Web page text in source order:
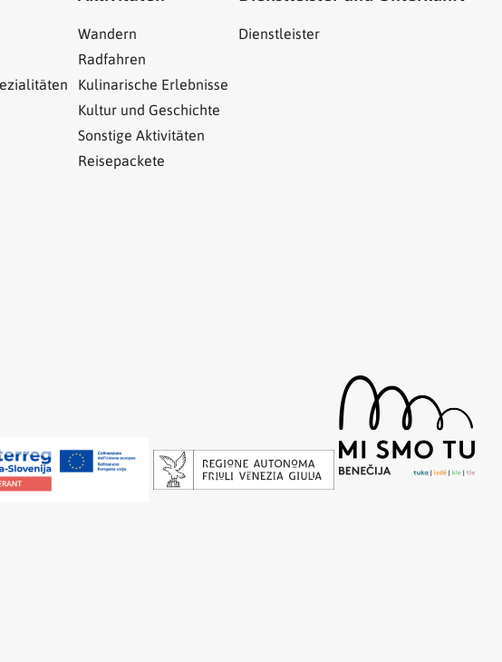
Wandern
Radfahren
Kulinarische Erlebnisse
Kultur und Geschichte
Sonstige Aktivitäten
Reisepackete
Dienstleister